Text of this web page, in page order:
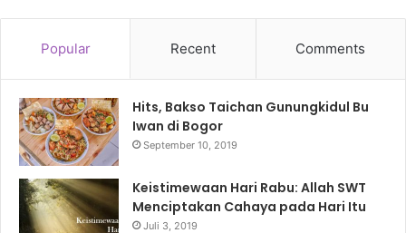
Popular Recent Comments
Hits, Bakso Taichan Gunungkidul Bu
Iwan di Bogor
September 10, 2019
Keistimewaan Hari Rabu: Allah SWT
Menciptakan Cahaya pada Hari Itu
Juli 3, 2019